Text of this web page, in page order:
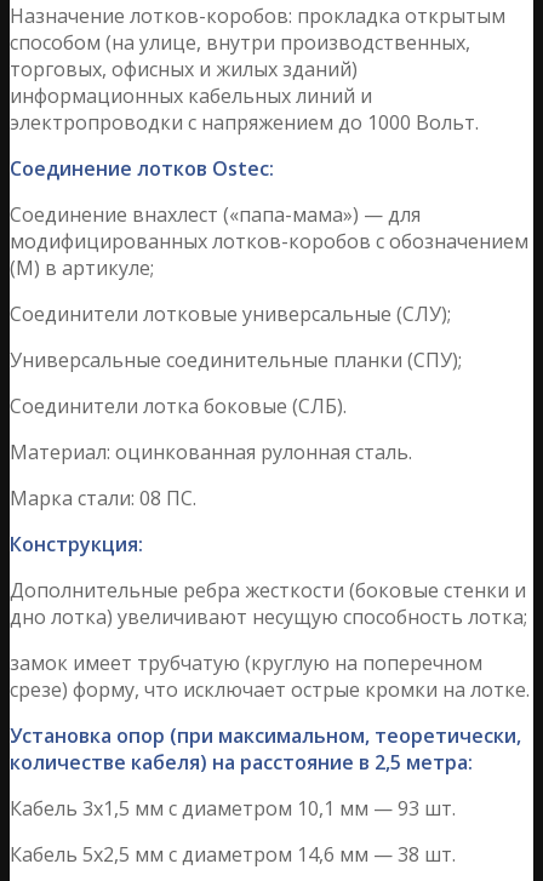
Назначение лотков-коробов: прокладка открытым
способом (на улице, внутри производственных,
торговых, офисных и жилых зданий)
информационных кабельных линий и
электропроводки с напряжением до 1000 Вольт.
Соединение лотков Ostec:
Соединение внахлест («папа-мама») — для
модифицированных лотков-коробов с обозначением
(М) в артикуле;
Соединители лотковые универсальные (СЛУ);
Универсальные соединительные планки (СПУ);
Соединители лотка боковые (СЛБ).
Материал: оцинкованная рулонная сталь.
Марка стали: 08 ПС.
Конструкция:
Дополнительные ребра жесткости (боковые стенки и
дно лотка) увеличивают несущую способность лотка;
замок имеет трубчатую (круглую на поперечном
срезе) форму, что исключает острые кромки на лотке.
Установка опор (при максимальном, теоретически,
количестве кабеля) на расстояние в 2,5 метра:
Кабель 3х1,5 мм с диаметром 10,1 мм — 93 шт.
Кабель 5х2,5 мм с диаметром 14,6 мм — 38 шт.